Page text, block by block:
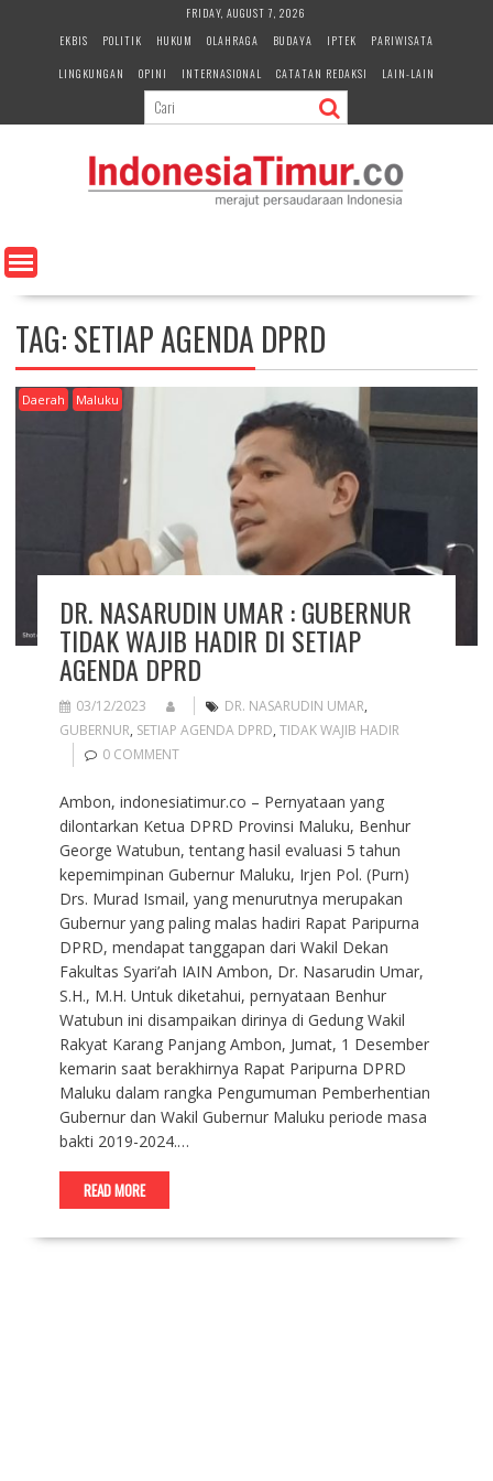
e
n
FRIDAY, AUGUST 7, 2026
EKBIS
POLITIK HUKUM OLAHRAGA BUDAYA IPTEK
PARIWISATA
LINGKUNGAN
OPINI INTERNASIONAL CATATAN REDAKSI LAIN-LAIN
TAG:SETIAP AGENDA DPRD
Daerah Maluku
DR. NASARUDIN UMAR : GUBERNUR
TIDAK WAJIB HADIR DI SETIAP
AGENDA DPRD
03/12/2023 DR. NASARUDIN UMAR,
GUBERNUR, SETIAP AGENDA DPRD, TIDAK WAJIB HADIR
0 COMMENT
Ambon, indonesiatimur.co – Pernyataan yang
dilontarkan Ketua DPRD Provinsi Maluku, Benhur
George Watubun, tentang hasil evaluasi 5 tahun
kepemimpinan Gubernur Maluku, Irjen Pol. (Purn)
Drs. Murad Ismail, yang menurutnya merupakan
Gubernur yang paling malas hadiri Rapat Paripurna
DPRD, mendapat tanggapan dari Wakil Dekan
Fakultas Syari’ah IAIN Ambon, Dr. Nasarudin Umar,
S.H., M.H. Untuk diketahui, pernyataan Benhur
Watubun ini disampaikan dirinya di Gedung Wakil
Rakyat Karang Panjang Ambon, Jumat, 1 Desember
kemarin saat berakhirnya Rapat Paripurna DPRD
Maluku dalam rangka Pengumuman Pemberhentian
Gubernur dan Wakil Gubernur Maluku periode masa
bakti 2019-2024.…
READ MORE